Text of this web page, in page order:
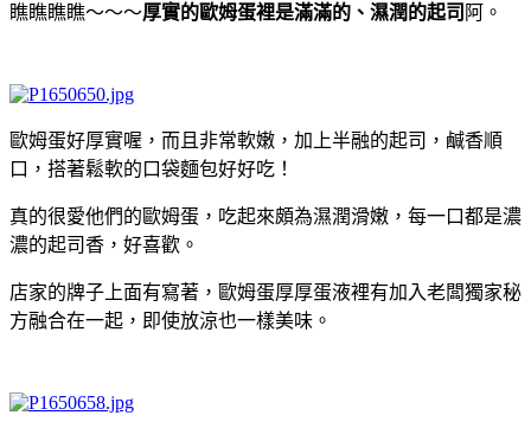
瞧瞧瞧瞧～～～厚實的歐姆蛋裡是滿滿的、濕潤的起司 阿。
歐姆蛋好厚實喔，而且非常軟嫩，加上半融的起司，鹹香順
口，搭著鬆軟的口袋麵包好好吃！
真的很愛他們的歐姆蛋，吃起來頗為濕潤滑嫩，每一口都是濃
濃的起司香，好喜歡。
店家的牌子上面有寫著，歐姆蛋厚厚蛋液裡有加入老闆獨家秘
方融合在一起，即使放涼也一樣美味。